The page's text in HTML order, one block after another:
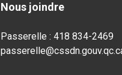
Nous joindre
Passerelle : 418 834-2469